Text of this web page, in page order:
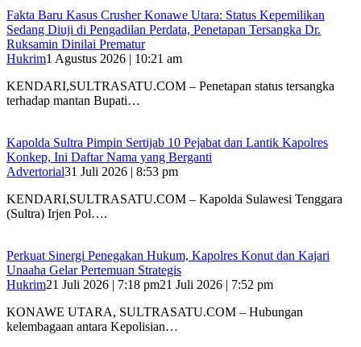
Fakta Baru Kasus Crusher Konawe Utara: Status Kepemilikan
Sedang Diuji di Pengadilan Perdata, Penetapan Tersangka Dr.
Ruksamin Dinilai Prematur
Hukrim1 Agustus 2026 | 10:21 am
KENDARI,SULTRASATU.COM – Penetapan status tersangka
terhadap mantan Bupati…
‎Kapolda Sultra Pimpin Sertijab 10 Pejabat dan Lantik Kapolres
Konkep, Ini Daftar Nama yang Berganti
Advertorial31 Juli 2026 | 8:53 pm
‎KENDARI,SULTRASATU.COM – Kapolda Sulawesi Tenggara
(Sultra) Irjen Pol….
‎Perkuat Sinergi Penegakan Hukum, Kapolres Konut dan Kajari
Unaaha Gelar Pertemuan Strategis
Hukrim21 Juli 2026 | 7:18 pm21 Juli 2026 | 7:52 pm
‎KONAWE UTARA, SULTRASATU.COM – Hubungan
kelembagaan antara Kepolisian…